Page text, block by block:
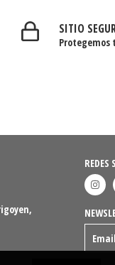
SITIO
Protegemos
REDES